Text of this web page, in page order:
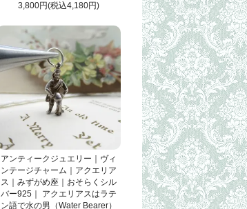
3,800円(税込4,180円)
アンティークジュエリー｜ヴィ
ンテージチャーム｜アクエリア
ス｜みずがめ座｜おそらくシル
バー925｜ アクエリアスはラテ
ン語で水の男（Water Bearer）